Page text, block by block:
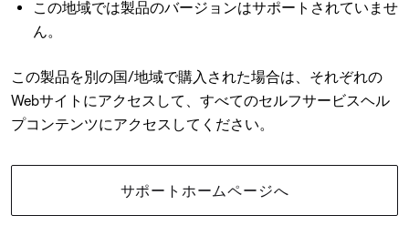
この地域では製品のバージョンはサポートされていませ
ん。
この製品を別の国/地域で購入された場合は、それぞれの
Webサイトにアクセスして、すべてのセルフサービスヘル
プコンテンツにアクセスしてください。
サポートホームページへ